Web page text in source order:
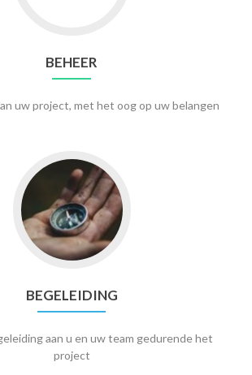
BEHEER
uw project, met het oog op uw belangen
Go
to
Begeleiding
BEGELEIDING
aan u en uw team gedurende het
project